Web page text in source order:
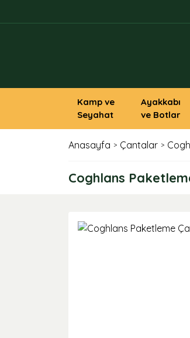
Kamp ve
Seyahat
Ayakkabı
ve Botlar
Anasayfa Çantalar
Coghlans